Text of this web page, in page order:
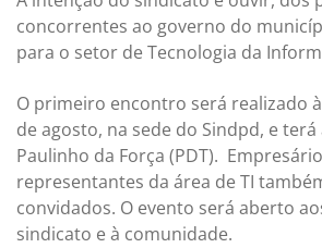
concorrentes ao governo do
para o setor de Tecnologia da
O primeiro encontro será realizado
de agosto, na sede do Sindpd, e
Paulinho da Força (PDT).
representantes da área de TI
convidados. O evento será aberto
sindicato e à comunidade.